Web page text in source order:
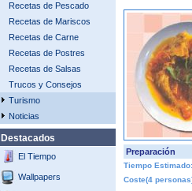
Recetas de Pescado
Recetas de Mariscos
Recetas de Carne
Recetas de Postres
Recetas de Salsas
Trucos y Consejos
Turismo
Noticias
Destacados
El Tiempo
Wallpapers
Preparación
Tiempo Estimado:
Coste(4